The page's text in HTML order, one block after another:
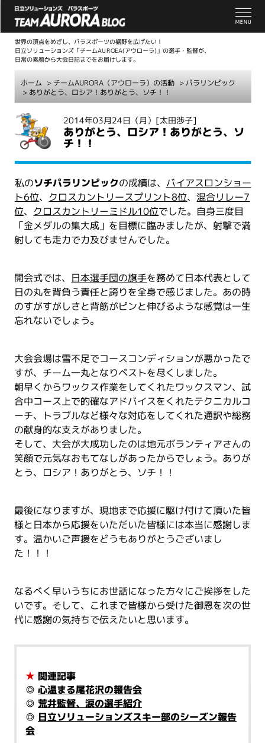
世界の頂点をめざし、パラスポーツの裾野を広げたい！
日立ソリューションズ「チームAUROEA(アウローラ)」の選手・監督が、
日常の素顔から大会日記までをお届けします。
ホーム > チームAURORA（アウローラ）の活動 >パラリンピック
> ありがとう、ロシア！ありがとう、ソチ！！
2014年03月24日（月） [太田渉子]
ありがとう、ロシア！ありがとう、ソ
チ！！
私のソチパラリンピックの成績は、 バイアスロンショー
ト6位、 クロスカントリースプリント8位、混合リレー7
位、 クロスカントリーミドル10位でした。自身三度目
「金メダルの集大成」を目標に臨みましたが、射撃で満
射しても走力で力及びませんでした。
開会式では、 日本選手団の旗手を務めて日本代表として
日の丸を背負う責任と誇りを全身で感じました。あの時
のすがすがしさと背筋がピンと伸びるような感覚は一生
忘れないでしょう。
大会会場は雪不足でコースコンディションが悪かったで
すが、チーム一丸となりベストを尽くしました。
朝早くからワックス作業をしてくれたワックスマン、試
合中コース上で的確なアドバイスをくれたテクニカルコ
ーチ、トラブルなど様々な対応をしてくれた通訳や総務
の献身的な支えがありました。
そして、大会が大成功したのは地元ボランティアさんの
笑顔で元気なおもてなしがあったからでしょう。ありが
とう、ロシア！ありがとう、ソチ！！
最後になりますが、現地まで応援に駆け付けて頂いた皆
様と日本から応援をいただいた皆様には本当に感謝しま
す。温かいご声援をどうもありがとうございまし
た！！！
なるべく早いうちにお世話になった方々にご挨拶をした
いです。そして、これまで皆様から受けた御恩を次の世
代に感謝の気持ちで伝えたいと思います。
★ 関連記事
◎心温まる尾花沢の報告会
◎荒井監督、涙の選手紹介
◎ 日立ソリューションズスキー部のシーズン報告
会